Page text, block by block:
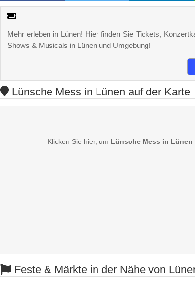
Mehr erleben in Lünen! Hier finden Sie Tickets,
Shows & Musicals in Lünen und Umgebung!
Lünsche Mess in Lünen auf der Karte
Klicken Sie hier, um Lünsche Mess in Lünen
Feste & Märkte in der Nähe von